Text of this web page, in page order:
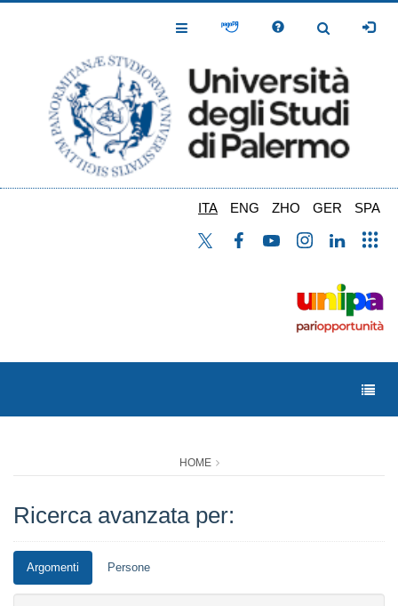
Toggle
Toggle
ITA ENG ZHO GER SPA
HOME
Ricerca avanzata per:
Argomenti Persone